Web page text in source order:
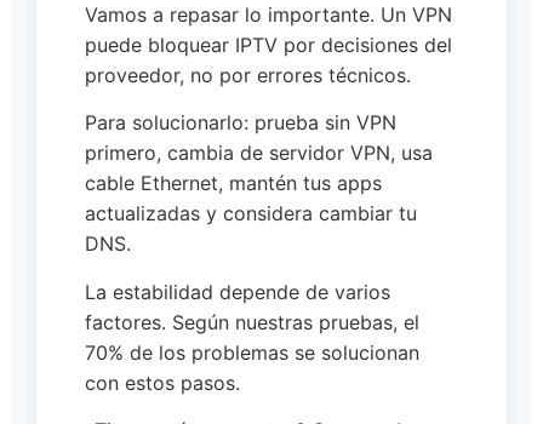
Vamos a repasar lo importante. Un VPN
puede bloquear IPTV por decisiones del
proveedor, no por errores técnicos.
Para solucionarlo: prueba sin VPN
primero, cambia de servidor VPN, usa
cable Ethernet, mantén tus apps
actualizadas y considera cambiar tu
DNS.
La estabilidad depende de varios
factores. Según nuestras pruebas, el
70% de los problemas se solucionan
con estos pasos.